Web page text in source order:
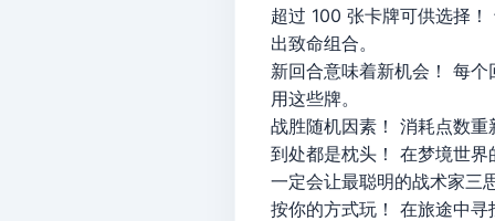
超过 100 张卡牌可供选择
出致命组合。
新回合意味着新机会！ 每
用这些牌。
战胜随机因素！ 消耗点数重
到处都是枕头！ 在梦境世界
一定会让最聪明的战术家三
按你的方式玩！ 在旅途中寻